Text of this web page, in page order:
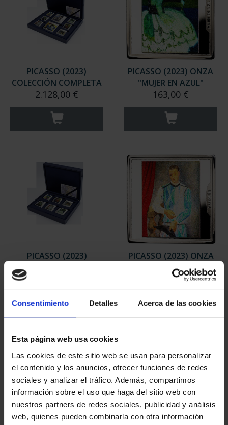
Consentimiento Detalles Acerca de las cookies
Esta página web usa cookies
Las cookies de este sitio web se usan para personalizar
el contenido y los anuncios, ofrecer funciones de redes
sociales y analizar el tráfico. Además, compartimos
información sobre el uso que haga del sitio web con
nuestros partners de redes sociales, publicidad y análisis
web, quienes pueden combinarla con otra información
PICASSO (2023)
COLECCIÓN COMPLETA
2.128,00 €
PICASSO (2023) ONZA
"MUJER EN AZUL"
163,00 €
PICASSO (2023)
COLECCIÓN 6 ONZAS
PICASSO (2023) ONZA
"ARLEQUÍN (LEÓNIDE)"
163,00 €